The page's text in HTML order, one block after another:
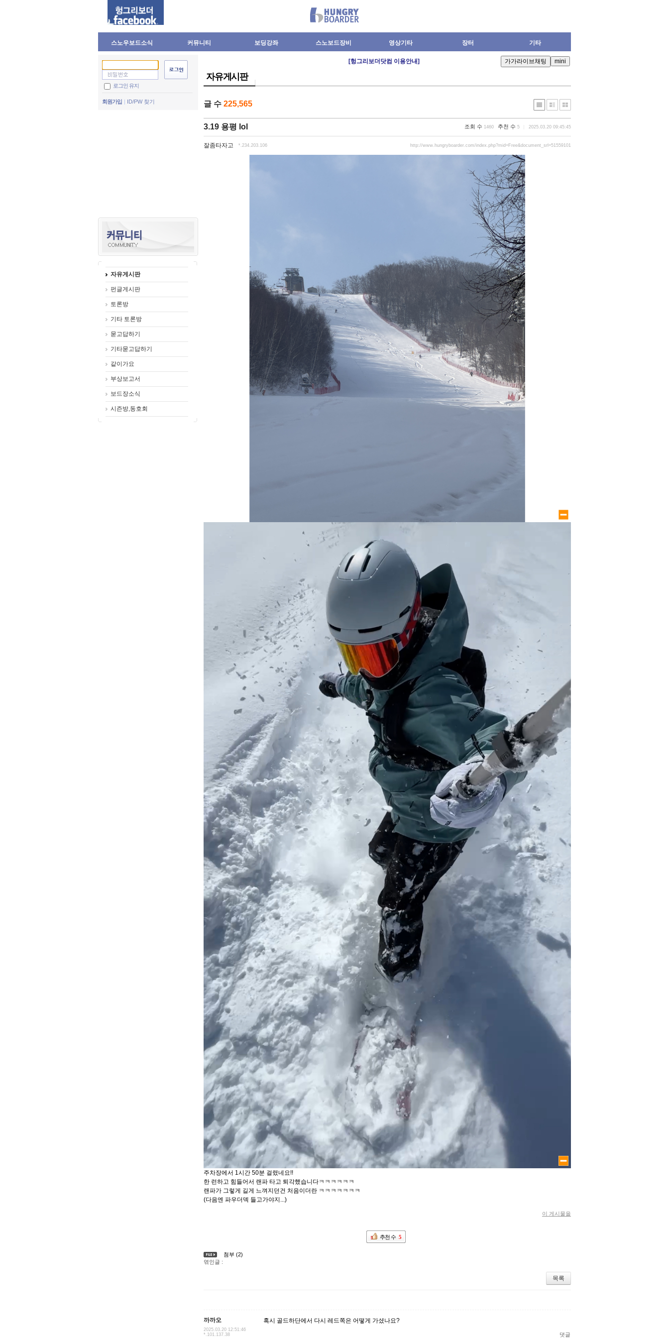
스노우보드소식 커뮤니티 보딩강좌 스노보드장비 영상기타 장터 기타
로그인 유지
회원가입 ID/PW 찾기
자유게시판
펀글게시판
토론방
기타 토론방
묻고답하기
기타묻고답하기
같이가요
부상보고서
보드장소식
시즌방,동호회
[헝그리보더닷컴 이용안내]
자유게시판
글 수 225,565
3.19 용평 lol 조회 수 1460 추천 수 5 2025.03.20 09:45:45
잘좀타자고 *.234.203.106 http://www.hungryboarder.com/index.php?mid=Free&document_srl=51559101
주차장에서 1시간 50분 걸렸네요!!
한 런하고 힘들어서 랜파 타고 퇴각했습니다ㅋㅋㅋㅋㅋㅋ
랜파가 그렇게 길게 느껴지던건 처음이더란 ㅋㅋㅋㅋㅋㅋㅋ
(다음엔 파우더덱 들고가야지...)
이 게시물을
추천 수 5
첨부 (2)
엮인글 :
목록
까까오
2025.03.20 12:51:46
*.101.137.38
혹시 골드하단에서 다시 레드쪽은 어떻게 가셨나요?
댓글